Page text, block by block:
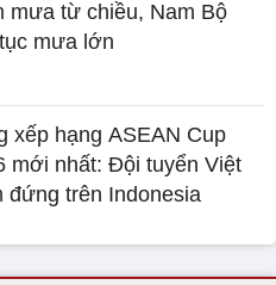
mưa từ chiều, Nam Bộ
mưa lớn
xếp hạng ASEAN Cup
mới nhất: Đội tuyển Việt
đứng trên Indonesia